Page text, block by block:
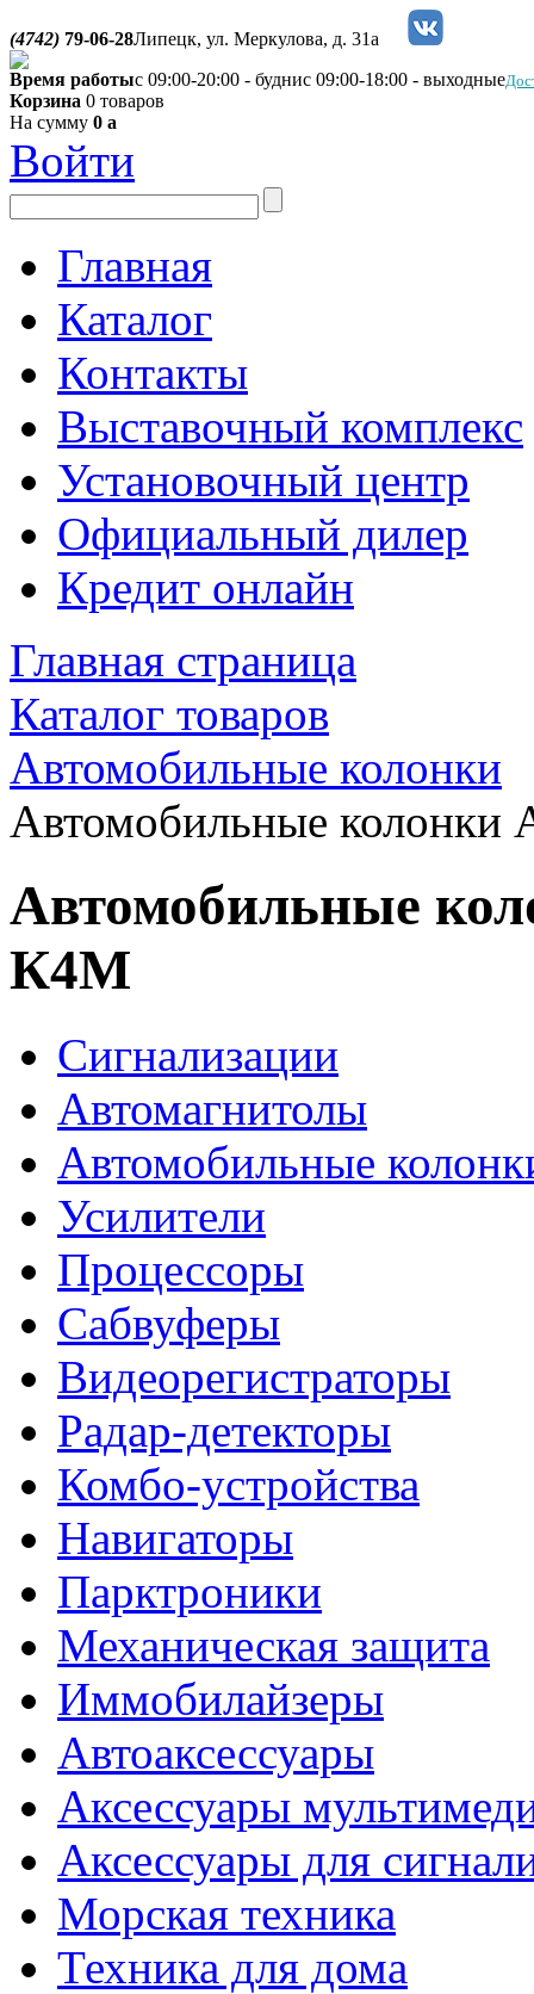
(4742) 79-06-28Липецк, ул. Меркулова, д. 31а
Время работыс 09:00-20:00 - буднис 09:00-18:00 - выходные
Корзина 0 товаров
На сумму 0 a
Войти
Главная
Каталог
Контакты
Выставочный комплекс
Установочный центр
Официальный дилер
Кредит онлайн
Главная страница
Каталог товаров
Автомобильные колонки
Автомобильные
Автомобильные
К4M
Сигнализации
Автомагнитолы
Автомобильные
Усилители
Процессоры
Сабвуферы
Видеорегистраторы
Радар-детекторы
Комбо-устройства
Навигаторы
Парктроники
Механическая защита
Иммобилайзеры
Автоаксессуары
Аксессуары
Аксессуары для
Морская техника
Техника для дома